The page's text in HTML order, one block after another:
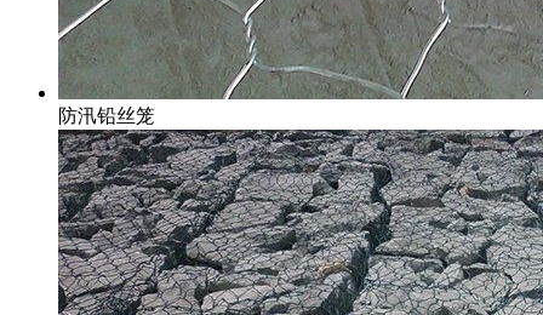
防汛铅丝笼